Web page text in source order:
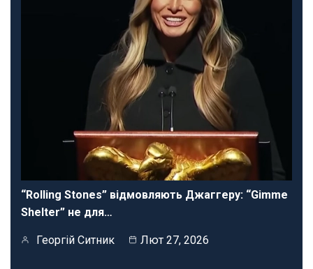
“Rolling Stones” відмовляють Джаггеру: “Gimme
Shelter” не для…
Георгій Ситник Лют 27, 2026